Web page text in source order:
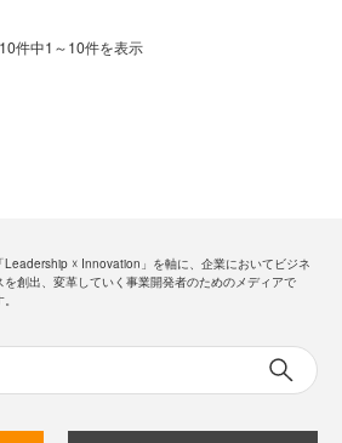
10件中1～10件を表示
「Leadership ☓ Innovation」を軸に、企業においてビジネ
を創出、変革していく事業開発者のためのメディアで